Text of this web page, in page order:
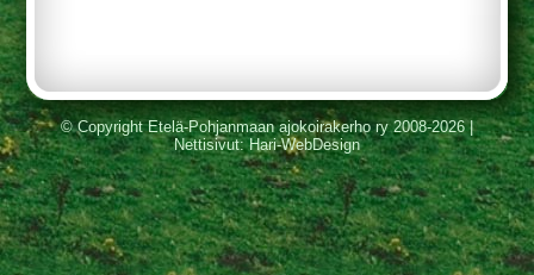
© Copyright Etelä-Pohjanmaan ajokoirakerho ry 2008-2026 |
Nettisivut: Hari-WebDesign